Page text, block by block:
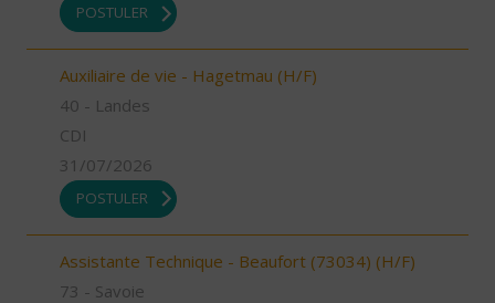
POSTULER
Auxiliaire de vie - Hagetmau (H/F)
40 - Landes
CDI
31/07/2026
POSTULER
Assistante Technique - Beaufort (73034) (H/F)
73 - Savoie